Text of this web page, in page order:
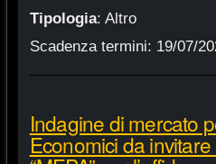
Tipologia: Altro
Scadenza termini: 19/07/
Indagine di mercato
Economici da